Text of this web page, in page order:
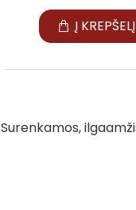
Surenkamos,
Į KREPŠELĮ